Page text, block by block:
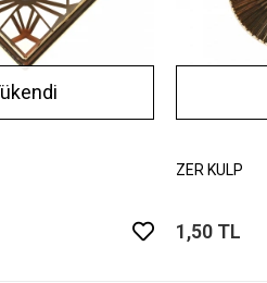
ZER KULP
1,50 TL